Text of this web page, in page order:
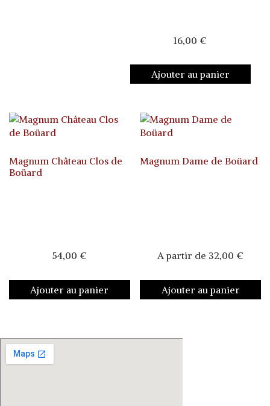
16,00 €
Ajouter au panier
Magnum Dame de Boüard
A partir de 32,00 €
Ajouter au panier
Magnum Château Clos de
Boüard
54,00 €
Ajouter au panier